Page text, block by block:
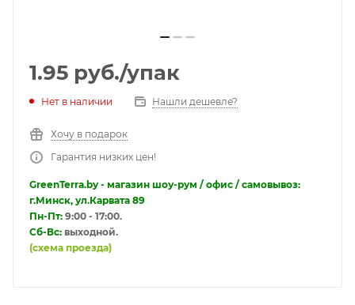
1.95 руб./упак
Нет в наличии Нашли дешевле?
Хочу в подарок
Гарантия низких цен!
GreenTerra.by - магазин шоу-рум / офис / самовывоз:
г.Минск, ул.Карвата 89
Пн-Пт: 9:00 - 17:00.
Сб-Вс: выходной.
(схема проезда)